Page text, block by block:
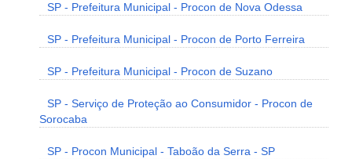
SP - Prefeitura Municipal - Procon de Nova Odessa
SP - Prefeitura Municipal - Procon de Porto Ferreira
SP - Prefeitura Municipal - Procon de Suzano
SP - Serviço de Proteção ao Consumidor - Procon de
Sorocaba
SP - Procon Municipal - Taboão da Serra - SP